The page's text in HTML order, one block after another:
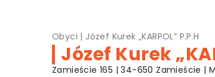
Obyci | Józef Kurek „KARPOL” P.P.H
Józef Kurek
Zamieście 165 | 34-650 Zamieście |